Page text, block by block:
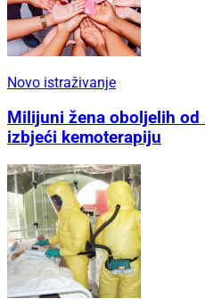
Novo istraživanje
Milijuni žena oboljelih
izbjeći kemoterapiju